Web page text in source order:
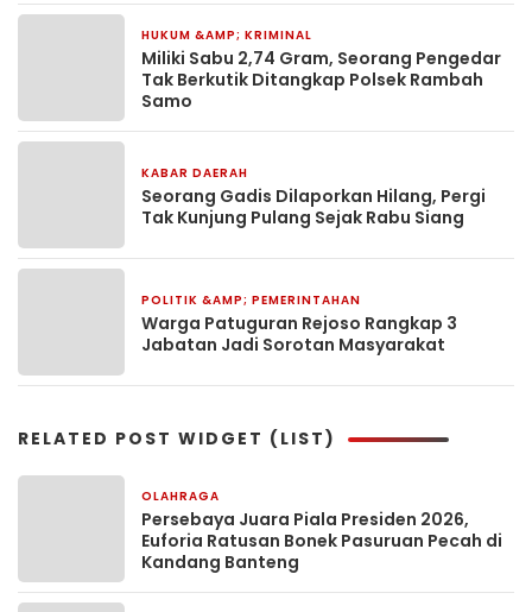
HUKUM &AMP; KRIMINAL
Miliki Sabu 2,74 Gram, Seorang Pengedar
Tak Berkutik Ditangkap Polsek Rambah
Samo
KABAR DAERAH
Seorang Gadis Dilaporkan Hilang, Pergi
Tak Kunjung Pulang Sejak Rabu Siang
POLITIK &AMP; PEMERINTAHAN
Warga Patuguran Rejoso Rangkap 3
Jabatan Jadi Sorotan Masyarakat
RELATED POST WIDGET (LIST)
OLAHRAGA
Persebaya Juara Piala Presiden 2026,
Euforia Ratusan Bonek Pasuruan Pecah di
Kandang Banteng